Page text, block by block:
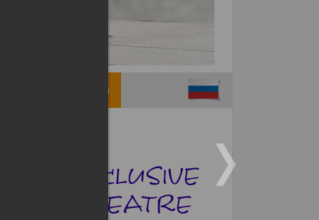
Support children